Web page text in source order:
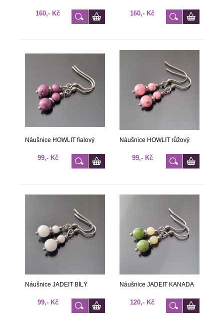
160,- Kč 160,- Kč
Náušnice HOWLIT fialový
99,- Kč
Náušnice HOWLIT růžový
99,- Kč
Náušnice JADEIT BÍLÝ
99,- Kč
Náušnice JADEIT KANADA
120,- Kč